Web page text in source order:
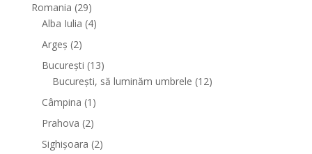
Romania (29)
Alba Iulia (4)
Argeș (2)
București (13)
București, să luminăm umbrele (12)
Câmpina (1)
Prahova (2)
Sighişoara (2)